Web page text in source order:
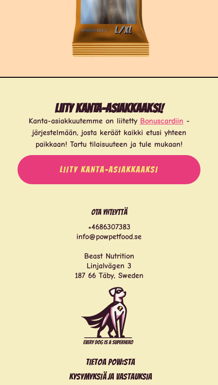
Liity kanta-asiakkaaksi!
Kanta-asiakkuutemme on liitetty Bonuscardiin -
järjestelmään, josta keräät kaikki etusi yhteen
paikkaan! Tartu tilaisuuteen ja tule mukaan!
LIITY KANTA-ASIAKKAAKSI
Ota yhteyttä
+4686307383
info@powpetfood.se
Beast Nutrition
Linjalvägen 3
187 66 Täby, Sweden
Tietoa POW:sta
Kysymyksiä ja vastauksia